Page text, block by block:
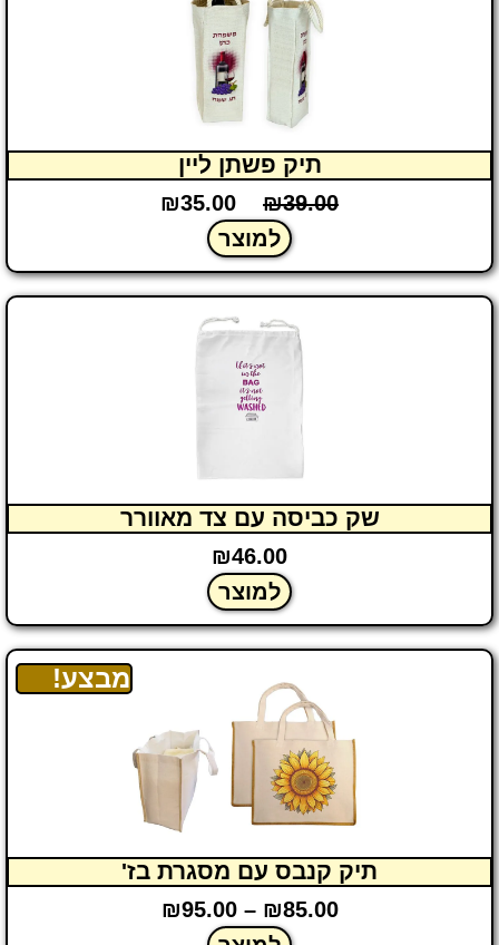
תיק פשתן ליין
₪39.00
₪35.00
למוצר
שק כביסה עם צד מאוורר
₪46.00
למוצר
מבצע!
תיק קנבס עם מסגרת בז'
₪85.00
–
₪95.00